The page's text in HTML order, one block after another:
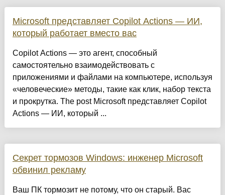
Microsoft представляет Copilot Actions — ИИ,
который работает вместо вас
Copilot Actions — это агент, способный
самостоятельно взаимодействовать с
приложениями и файлами на компьютере, используя
«человеческие» методы, такие как клик, набор текста
и прокрутка. The post Microsoft представляет Copilot
Actions — ИИ, который ...
Секрет тормозов Windows: инженер Microsoft
обвинил рекламу
Ваш ПК тормозит не потому, что он старый. Вас